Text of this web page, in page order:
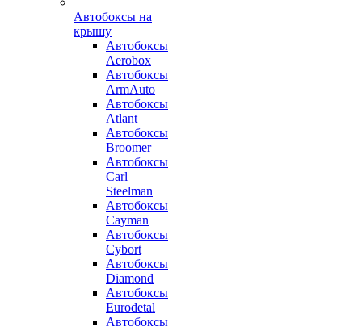
Автобоксы на
крышу
Автобоксы
Aerobox
Автобоксы
ArmAuto
Автобоксы
Atlant
Автобоксы
Broomer
Автобоксы
Carl
Steelman
Автобоксы
Cayman
Автобоксы
Cybort
Автобоксы
Diamond
Автобоксы
Eurodetal
Автобоксы